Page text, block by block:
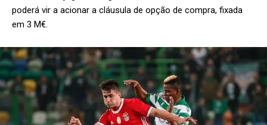
poderá vir a acionar a cláusula de opção de compra, fixada
em 3 M€.